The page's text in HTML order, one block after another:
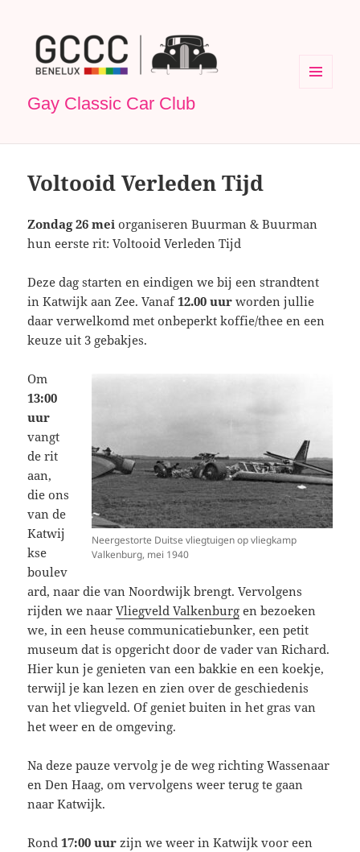
Gay Classic Car Club
Voltooid Verleden Tijd
Zondag 26 mei organiseren Buurman & Buurman
hun eerste rit: Voltooid Verleden Tijd
Deze dag starten en eindigen we bij een strandtent
in Katwijk aan Zee. Vanaf12.00 uur worden jullie
daar verwelkomd met onbeperkt koffie/thee en een
keuze uit 3 gebakjes.
Neergestorte Duitse vliegtuigen op vliegkamp
Valkenburg, mei 1940
Om
13:00
uur
vangt
de rit
aan,
die ons
van de
Katwij
kse
boulev
ard, naar die van Noordwijk brengt. Vervolgens
rijden we naarVliegveld Valkenburg en bezoeken
we, in een heuse communicatiebunker, een petit
museum dat is opgericht door de vader van Richard.
Hier kun je genieten van een bakkie en een koekje,
terwijl je kan lezen en zien over de geschiedenis
van het vliegveld. Of geniet buiten in het gras van
het weer en de omgeving.
Na deze pauze vervolg je de weg richting Wassenaar
en Den Haag, om vervolgens weer terug te gaan
naar Katwijk.
Rond17:00 uur zijn we weer in Katwijk voor een